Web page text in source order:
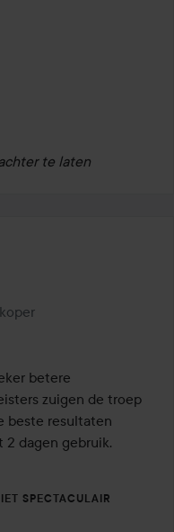
te laten
maanden geleden
betere
zuigen de troep
beste resultaten
dagen gebruik.
SPECTACULAIR